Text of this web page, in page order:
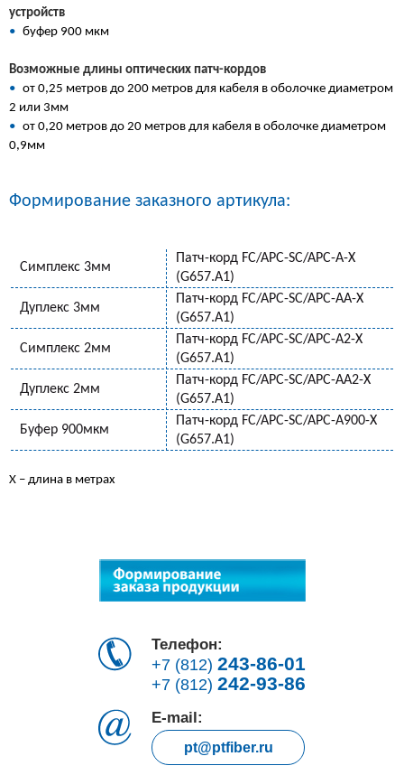
Телефон:
+7 (812)243-86-01
+7 (812)242-93-86
E-mail:
pt@ptfiber.ru
устройств
• буфер 900 мкм
Возможные длины оптических патч-кордов
• от 0,25 метров до 200 метров для кабеля в оболочке диаметром
2 или 3мм
• от 0,20 метров до 20 метров для кабеля в оболочке диаметром
0,9мм
Формирование заказного артикула:
Симплекс 3мм
Патч-корд FC/APC-SC/APC-A-Х
(G657.A1)
Дуплекс 3мм
Патч-корд FC/APC-SC/APC-AA-X
(G657.A1)
Симплекс 2мм
Патч-корд FC/APC-SC/APC-A2-Х
(G657.A1)
Дуплекс 2мм
Патч-корд FC/APC-SC/APC-AA2-Х
(G657.A1)
Буфер 900мкм
Патч-корд FC/APC-SC/APC-A900-Х
(G657.A1)
Х – длина в метрах